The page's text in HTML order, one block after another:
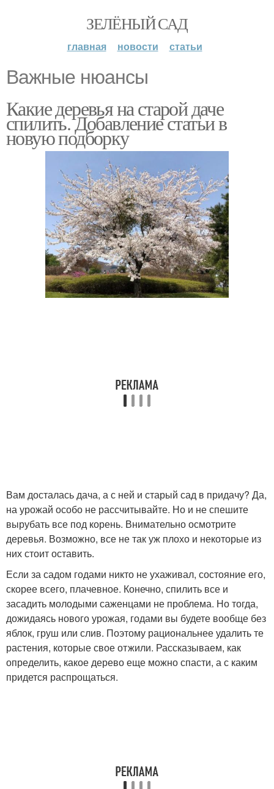
ЗЕЛЁНЫЙ САД
главная новости статьи
Важные нюансы
Какие деревья на старой даче
спилить. Добавление статьи в
новую подборку
Вам досталась дача, а с ней и старый сад в придачу? Да,
на урожай особо не рассчитывайте. Но и не спешите
вырубать все под корень. Внимательно осмотрите
деревья. Возможно, все не так уж плохо и некоторые из
них стоит оставить.
Если за садом годами никто не ухаживал, состояние его,
скорее всего, плачевное. Конечно, спилить все и
засадить молодыми саженцами не проблема. Но тогда,
дожидаясь нового урожая, годами вы будете вообще без
яблок, груш или слив. Поэтому рациональнее удалить те
растения, которые свое отжили. Рассказываем, как
определить, какое дерево еще можно спасти, а с каким
придется распрощаться.